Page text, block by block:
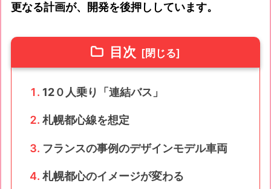
更なる計画が、開発を後押ししています。
目次
12０人乗り「連結バス」
札幌都心線を想定
フランスの事例のデザインモデル車両
札幌都心のイメージが変わる